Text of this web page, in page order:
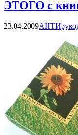
ЭТОГО с
23.04.2009